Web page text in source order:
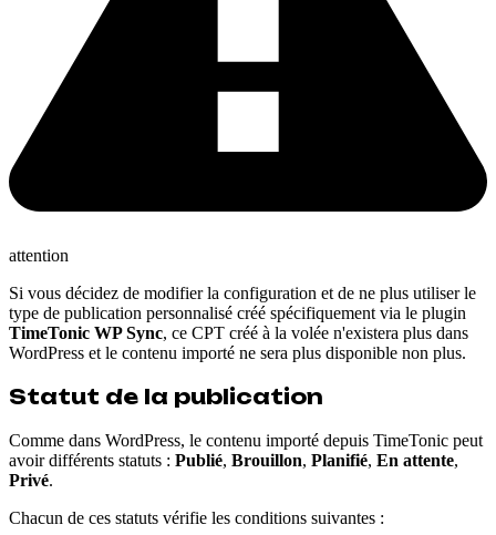
attention
Si vous décidez de modifier la configuration et de ne plus utiliser le
type de publication personnalisé créé spécifiquement via le plugin
TimeTonic WP Sync, ce CPT créé à la volée n'existera plus dans
WordPress et le contenu importé ne sera plus disponible non plus.
Statut de la publication
Comme dans WordPress, le contenu importé depuis TimeTonic peut
avoir différents statuts : Publié, Brouillon, Planifié, En attente,
Privé.
Chacun de ces statuts vérifie les conditions suivantes :